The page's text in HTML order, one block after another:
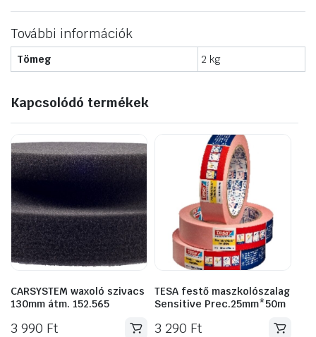
További információk
Tömeg 2 kg
Kapcsolódó termékek
CARSYSTEM waxoló szivacs
130mm átm. 152.565
3 990 Ft
TESA festő maszkolószalag
Sensitive Prec.25mm*50m
3 290 Ft